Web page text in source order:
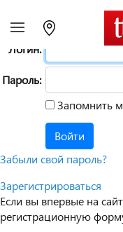
Пожалуйста,
Логин:
Пароль:
Запомнить
Забыли свой пароль?
Зарегистрироваться
Если вы впервые на
регистрационную